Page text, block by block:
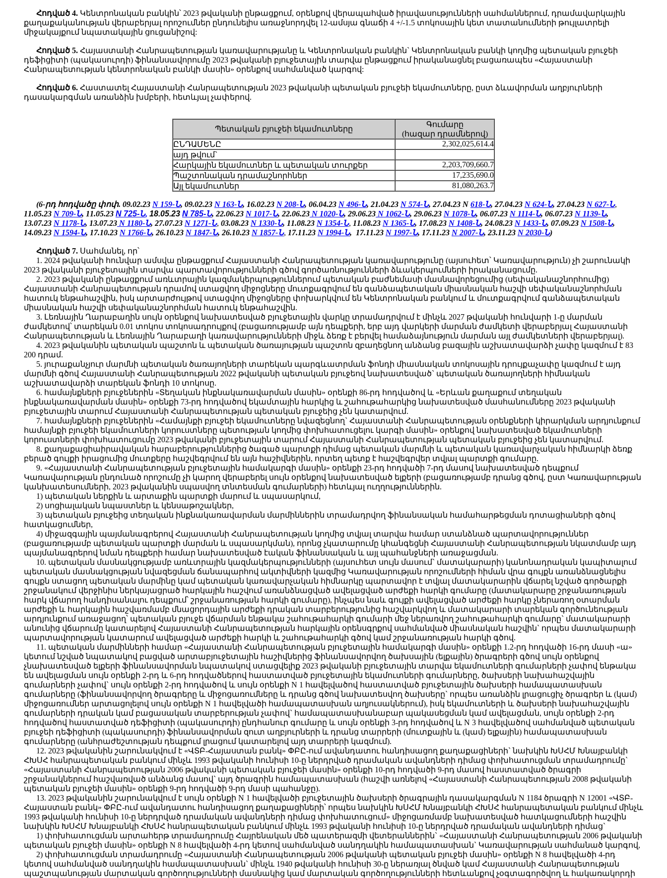
Հոդված 4. Կենտրոնական բանկին՝ 2023 թվականի ընթացքում, օրենքով վերապահված իրավասությունների սահմաններում, դրամավարկային
քաղաքականության վերաբերյալ որոշումներ ընդունելիս առաջնորդվել 12-ամսյա գնաճի 4 +/-1.5 տոկոսային կետ տատանումների թույլատրելի
միջակայքում նպատակային ցուցանիշով:
Հոդված 5. Հայաստանի Հանրապետության կառավարությանը և Կենտրոնական բանկին` Կենտրոնական բանկի կողմից պետական բյուջեի
դեֆիցիտի (պակասուրդի) ֆինանսավորումը 2023 թվականի բյուջետային տարվա ընթացքում իրականացնել բացառապես «Հայաստանի
Հանրապետության կենտրոնական բանկի մասին» օրենքով սահմանված կարգով:
Հոդված 6. Հաստատել Հայաստանի Հանրապետության 2023 թվականի պետական բյուջեի եկամուտները, ըստ ձևավորման աղբյուրների
դասակարգման առանձին խմբերի, հետևյալ չափերով.
Պետական բյուջեի եկամուտները
Գումարը
(հազար դրամներով)
ԸՆԴԱՄԵՆԸ
2,302,025,614.4
այդ թվում`
Հարկային եկամուտներ և պետական տուրքեր
2,203,709,660.7
Պաշտոնական դրամաշնորհներ
17,235,690.0
Այլ եկամուտներ
81,080,263.7
(6-րդ հոդվածը փոփ. 09.02.23 N 159-Ն, 09.02.23 N 163-Ն, 16.02.23 N 208-Ն, 06.04.23 N 496-Ն, 21.04.23 N 574-Ն, 27.04.23 N 618-Ն, 27.04.23 N 624-Ն,27.04.23 N 627-Ն,
11.05.23 N 709-Ն, 11.05.23 N 725-Ն, 18.05.23 N 785-Ն, 22.06.23 N 1017-Ն, 22.06.23 N 1020-Ն, 29.06.23 N 1062-Ն, 29.06.23 N 1078-Ն, 06.07.23 N 1114-Ն, 06.07.23 N 1139-Ն,
13.07.23 N 1178-Ն, 13.07.23 N 1180-Ն,27.07.23 N 1271-Ն, 03.08.23 N 1330-Ն, 11.08.23 N 1354-Ն, 11.08.23 N 1365-Ն, 17.08.23 N 1408-Ն, 24.08.23 N 1433-Ն, 07.09.23 N 1508-Ն,
14.09.23 N 1594-Ն, 17.10.23 N 1766-Ն, 26.10.23 N 1847-Ն,26.10.23 N 1857-Ն, 17.11.23 N 1994-Ն, 17.11.23 N 1997-Ն, 17.11.23 N 2007-Ն,23.11.23 N 2030-Ն)
Հոդված 7. Սահմանել, որ՝
1. 2024 թվականի հունվար ամսվա ընթացքում Հայաստանի Հանրապետության կառավարությունը (այսուհետ՝ Կառավարություն) չի շարունակի
2023 թվականի բյուջետային տարվա պարտավորությունների գծով գործառնությունների ձևակերպումների իրականացումը.
2. 2023 թվականի ընթացքում առևտրային կազմակերպություններում պետական բաժնեմասի մասնավորեցումից (սեփականաշնորհումից)
Հայաստանի Հանրապետության դրամով ստացվող միջոցները մուտքագրվում են գանձապետական միասնական հաշվի սեփականաշնորհման
հատուկ ենթահաշվին, իսկ արտարժույթով ստացվող միջոցները փոխարկվում են Կենտրոնական բանկում և մուտքագրվում գանձապետական
միասնական հաշվի սեփականաշնորհման հատուկ ենթահաշվին.
3. Լեռնային Ղարաբաղին սույն օրենքով նախատեսված բյուջետային վարկը տրամադրվում է մինչև 2027 թվականի հունվարի 1-ը մարման
ժամկետով՝ տարեկան 0.01 տոկոս տոկոսադրույքով (բացառությամբ այն դեպքերի, երբ այդ վարկերի մարման ժամկետի վերաբերյալ Հայաստանի
Հանրապետության և Լեռնային Ղարաբաղի կառավարությունների միջև ձեռք է բերվել համաձայնություն մարման այլ ժամկետների վերաբերյալ).
4. 2023 թվականին պետական պաշտոն և պետական ծառայության պաշտոն զբաղեցնող անձանց բազային աշխատավարձի չափը կազմում է 83
200 դրամ.
5. յուրաքանչյուր մարմնի պետական ծառայողների տարեկան պարգևատրման ֆոնդի միասնական տոկոսային դրույքաչափը կազմում է այդ
մարմնի գծով Հայաստանի Հանրապետության 2022 թվականի պետական բյուջեով նախատեսված` պետական ծառայողների հիմնական
աշխատավարձի տարեկան ֆոնդի 10 տոկոսը.
6. համայնքների բյուջեներին «Տեղական ինքնակառավարման մասին» օրենքի 86-րդ հոդվածով և «Երևան քաղաքում տեղական
ինքնակառավարման մասին» օրենքի 73-րդ հոդվածով եկամտային հարկից և շահութահարկից նախատեսված մասհանումները 2023 թվականի
բյուջետային տարում Հայաստանի Հանրապետության պետական բյուջեից չեն կատարվում.
7. համայնքների բյուջեներին «Համայնքի բյուջեի եկամուտները նվազեցնող` Հայաստանի Հանրապետության օրենքների կիրարկման արդյունքում
համայնքի բյուջեի եկամուտների կորուստները պետության կողմից փոխհատուցելու կարգի մասին» օրենքով նախատեսված եկամուտների
կորուստների փոխհատուցումը 2023 թվականի բյուջետային տարում Հայաստանի Հանրապետության պետական բյուջեից չեն կատարվում.
8. քաղաքացիաիրավական հարաբերություններից ծագած պարտքի դիմաց պետական մարմնի և պետական կառավարչական հիմնարկի ձեռք
բերած գույքի իրացումից մուտքերը հաշվեգրվում են այն հաշիվներին, որտեղ պետք է հաշվեգրվեր տվյալ պարտքի գումարը.
9. «Հայաստանի Հանրապետության բյուջետային համակարգի մասին» օրենքի 23-րդ հոդվածի 7-րդ մասով նախատեսված դեպքում
Կառավարության ընդունած որոշումը չի կարող վերաբերել սույն օրենքով նախատեսված ելքերի (բացառությամբ դրանց գծով, ըստ Կառավարության
կանխատեսումների, 2023 թվականին սպասվող տնտեսման գումարների) հետևյալ ուղղություններին.
1) պետական ներքին և արտաքին պարտքի մարում և սպասարկում,
2) սոցիալական նպաստներ և կենսաթոշակներ,
3) պետական բյուջեից տեղական ինքնակառավարման մարմիններին տրամադրվող ֆինանսական համահարթեցման դոտացիաների գծով
հատկացումներ,
4) միջազգային պայմանագրերով Հայաստանի Հանրապետության կողմից տվյալ տարվա համար ստանձնած պարտավորություններ
(բացառությամբ պետական պարտքի մարման և սպասարկման), որոնց չկատարումը կհանգեցնի Հայաստանի Հանրապետության նկատմամբ այդ
պայմանագրերով նման դեպքերի համար նախատեսված էական ֆինանսական և այլ պահանջների առաջացման.
10. պետական մասնակցությամբ առևտրային կազմակերպությունների (այսուհետ սույն մասում` մատակարարի) կանոնադրական կապիտալում
պետական մասնակցության նվազեցման ճանապարհով ակտիվների կազմից Կառավարության որոշումների հիման վրա գույքն առանձնացնելիս
գույքն ստացող պետական մարմինը կամ պետական կառավարչական հիմնարկը պարտավոր է տվյալ մատակարարին վճարել նշված գործարքի
շրջանակում վերջինիս ներկայացրած հարկային հաշվում առանձնացված ավելացված արժեքի հարկի գումարը (մատակարարը շրջանառության
հարկ վճարող հանդիսանալու դեպքում՝ շրջանառության հարկի գումարը), ինչպես նաև գույքի ավելացված արժեքի հարկը չներառող օտարման
արժեքի և հարկային հաշվառմամբ մնացորդային արժեքի դրական տարբերությունից հաշվարկվող և մատակարարի տարեկան գործունեության
արդյունքում առաջացող՝ պետական բյուջե վճարման ենթակա շահութահարկի գումարի մեջ ներառվող շահութահարկի գումարը` մատակարարի
անունից վճարումը կատարելով Հայաստանի Հանրապետության հարկային օրենսգրքով սահմանված միասնական հաշվին` որպես մատակարարի
պարտավորության կատարում ավելացված արժեքի հարկի և շահութահարկի գծով կամ շրջանառության հարկի գծով.
11. պետական մարմինների համար «Հայաստանի Հանրապետության բյուջետային համակարգի մասին» օրենքի 1.2-րդ հոդվածի 16-րդ մասի «ա»
կետում նշված նպատակով բացված արտաբյուջետային հաշիվներից ֆինանսավորվող ծախսային (ելքային) ծրագրերի գծով սույն օրենքով
չնախատեսված ելքերի ֆինանսավորման նպատակով ստացվելիք 2023 թվականի բյուջետային տարվա եկամուտների գումարների չափով ենթակա
են ավելացման սույն օրենքի 2-րդ և 6-րդ հոդվածներով հաստատված բյուջետային եկամուտների գումարները, ծախսերի նախահաշվային
գումարների չափով` սույն օրենքի 2-րդ հոդվածով և սույն օրենքի N 1 հավելվածով հաստատված բյուջետային ծախսերի համապատասխան
գումարները (ֆինանսավորվող ծրագրերը և միջոցառումները և դրանց գծով նախատեսվող ծախսերը` որպես առանձին լրացուցիչ ծրագրեր և (կամ)
միջոցառումներ արտացոլելով սույն օրենքի N 1 հավելվածի համապատասխան աղյուսակներում), իսկ եկամուտների և ծախսերի նախահաշվային
գումարների դրական կամ բացասական տարբերության չափով` համապատասխանաբար պակասեցման կամ ավելացման, սույն օրենքի 2-րդ
հոդվածով հաստատված դեֆիցիտի (պակասուրդի) ընդհանուր գումարը և սույն օրենքի 3-րդ հոդվածով և N 3 հավելվածով սահմանված պետական
բյուջեի դեֆիցիտի (պակասուրդի) ֆինանսավորման զուտ աղբյուրների և դրանց տարրերի (մուտքային և (կամ) ելքային) համապատասխան
գումարները (անհրաժեշտության դեպքում լրացում կատարելով այդ տարրերի կազմում).
12. 2023 թվականին շարունակվում է «ՎՏԲ-Հայաստան բանկ» ՓԲԸ-ում ավանդատու հանդիսացող քաղաքացիների` նախկին ԽՍՀՄ Խնայբանկի
ՀԽՍՀ հանրապետական բանկում մինչև 1993 թվականի հունիսի 10-ը ներդրված դրամական ավանդների դիմաց փոխհատուցման տրամադրումը`
«Հայաստանի Հանրապետության 2006 թվականի պետական բյուջեի մասին» օրենքի 10-րդ հոդվածի 9-րդ մասով հաստատված ծրագրի
շրջանակներում հաշվառված անձանց մասով` այդ ծրագրին համապատասխան (հաշվի առնելով «Հայաստանի Հանրապետության 2008 թվականի
պետական բյուջեի մասին» օրենքի 9-րդ հոդվածի 9-րդ մասի պահանջը).
13. 2023 թվականին շարունակվում է սույն օրենքի N 1 հավելվածի բյուջետային ծախսերի ծրագրային դասակարգման N 1184 ծրագրի N 12001 «ՎՏԲ-
Հայաստան բանկ» ՓԲԸ-ում ավանդատու հանդիսացող քաղաքացիների՝ որպես նախկին ԽՍՀՄ Խնայբանկի ՀԽՍՀ հանրապետական բանկում մինչև
1993 թվականի հունիսի 10-ը ներդրված դրամական ավանդների դիմաց փոխհատուցում» միջոցառմամբ նախատեսված հատկացումների հաշվին
նախկին ԽՍՀՄ Խնայբանկի ՀԽՍՀ հանրապետական բանկում մինչև 1993 թվականի հունիսի 10-ը ներդրված դրամական ավանդների դիմաց`
1) փոխհատուցման արտահերթ տրամադրումը Հայրենական մեծ պատերազմի վետերաններին` «Հայաստանի Հանրապետության 2006 թվականի
պետական բյուջեի մասին» օրենքի N 8 հավելվածի 4-րդ կետով սահմանված սանդղակին համապատասխան` Կառավարության սահմանած կարգով,
2) փոխհատուցման տրամադրումը «Հայաստանի Հանրապետության 2006 թվականի պետական բյուջեի մասին» օրենքի N 8 հավելվածի 4-րդ
կետով սահմանված սանդղակին համապատասխան` մինչև 1940 թվականի հունիսի 30-ը ներառյալ ծնված կամ Հայաստանի Հանրապետության
պաշտպանության մարտական գործողությունների մասնակից կամ մարտական գործողությունների հետևանքով չօգտագործվող և հակառակորդի